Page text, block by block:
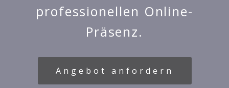
professionellen Online-
Präsenz.
Angebot anfordern